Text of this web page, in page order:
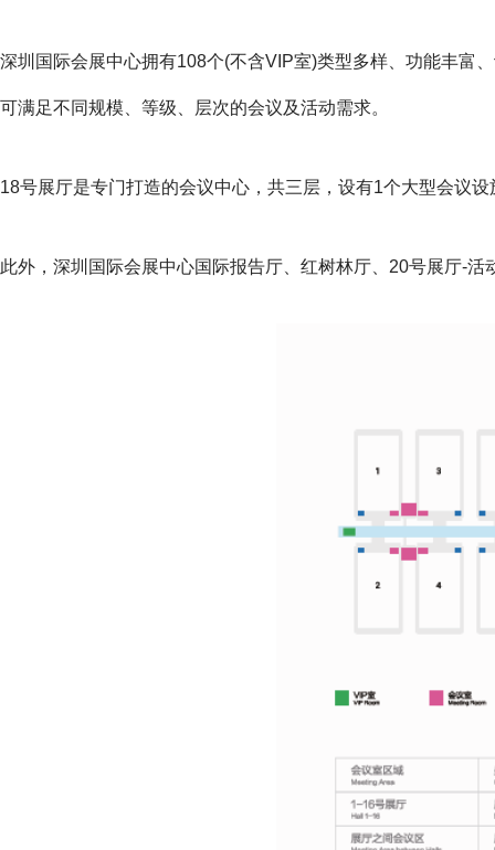
深圳国际会展中心拥有108个(不含VIP室)类型多样、功能丰富
可满足不同规模、等级、层次的会议及活动需求。
18号展厅是专门打造的会议中心，共三层，设有1个大型会议
此外，深圳国际会展中心国际报告厅、红树林厅、20号展厅-